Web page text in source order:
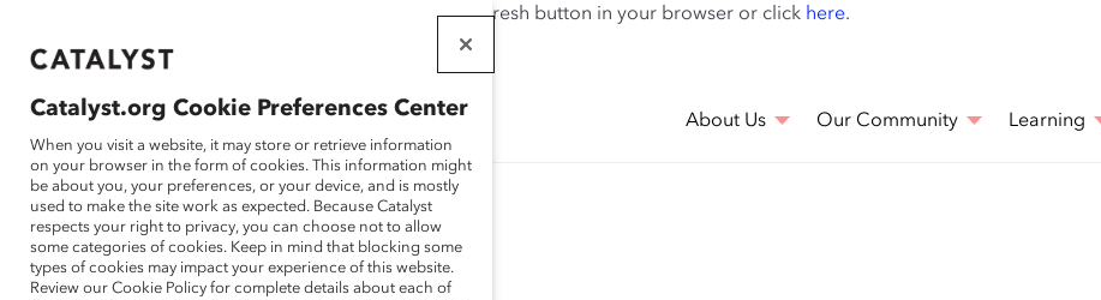
If this page doesn't load as expected, please click the refresh button in your browser or click here.
THAT WORK
FOR WOMEN
About Us Our Community Learning
Media Release
Catalyst.org Cookie Preferences Center
When you visit a website, it may store or retrieve information
on your browser in the form of cookies. This information might
be about you, your preferences, or your device, and is mostly
used to make the site work as expected. Because Catalyst
respects your right to privacy, you can choose not to allow
some categories of cookies. Keep in mind that blocking some
types of cookies may impact your experience of this website.
Review our Cookie Policy for complete details about each of